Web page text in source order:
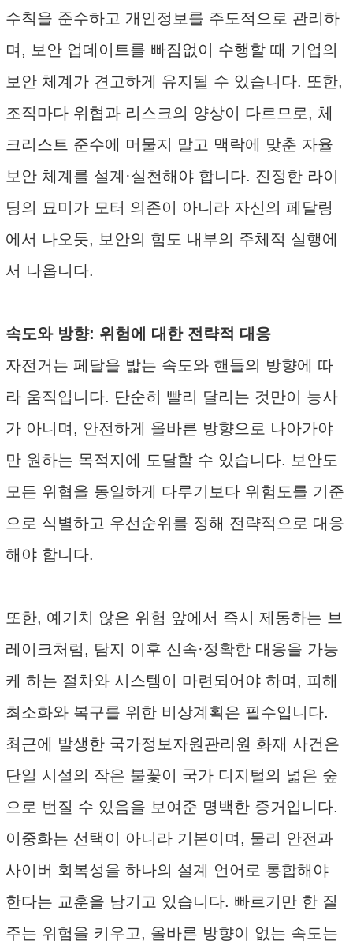
수칙을 준수하고 개인정보를 주도적으로 관리하
며, 보안 업데이트를 빠짐없이 수행할 때 기업의
보안 체계가 견고하게 유지될 수 있습니다. 또한,
조직마다 위협과 리스크의 양상이 다르므로, 체
크리스트 준수에 머물지 말고 맥락에 맞춘 자율
보안 체계를 설계·실천해야 합니다. 진정한 라이
딩의 묘미가 모터 의존이 아니라 자신의 페달링
에서 나오듯, 보안의 힘도 내부의 주체적 실행에
서 나옵니다.
속도와 방향: 위험에 대한 전략적 대응
자전거는 페달을 밟는 속도와 핸들의 방향에 따
라 움직입니다. 단순히 빨리 달리는 것만이 능사
가 아니며, 안전하게 올바른 방향으로 나아가야
만 원하는 목적지에 도달할 수 있습니다. 보안도
모든 위협을 동일하게 다루기보다 위험도를 기준
으로 식별하고 우선순위를 정해 전략적으로 대응
해야 합니다.
또한, 예기치 않은 위험 앞에서 즉시 제동하는 브
레이크처럼, 탐지 이후 신속·정확한 대응을 가능
케 하는 절차와 시스템이 마련되어야 하며, 피해
최소화와 복구를 위한 비상계획은 필수입니다.
최근에 발생한 국가정보자원관리원 화재 사건은
단일 시설의 작은 불꽃이 국가 디지털의 넓은 숲
으로 번질 수 있음을 보여준 명백한 증거입니다.
이중화는 선택이 아니라 기본이며, 물리 안전과
사이버 회복성을 하나의 설계 언어로 통합해야
한다는 교훈을 남기고 있습니다. 빠르기만 한 질
주는 위험을 키우고, 올바른 방향이 없는 속도는